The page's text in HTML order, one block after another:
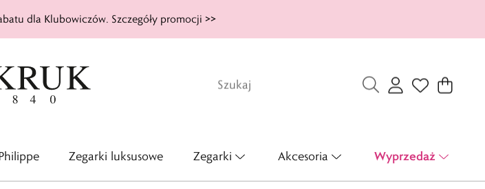
dla Klubowiczów. Szczegóły promocji >>
Zegarki luksusowe Zegarki Akcesoria Wyprzedaż